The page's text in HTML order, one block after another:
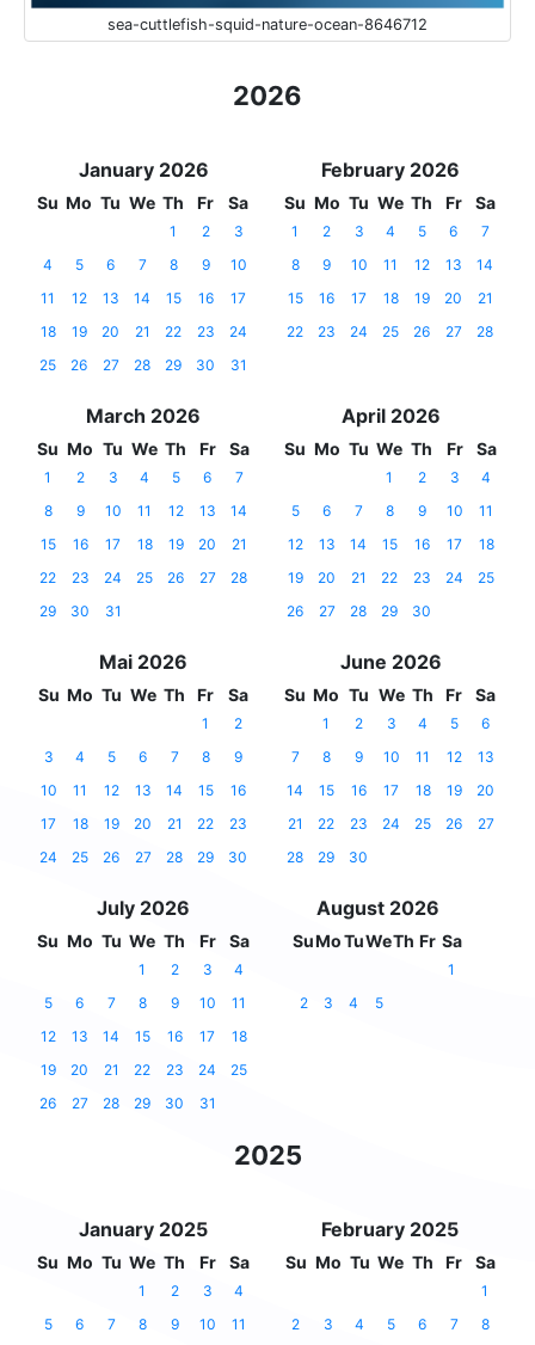
sea-cuttlefish-squid-nature-ocean-8646712
2026
January 2026
Su Mo Tu We Th Fr Sa
1 2
3
4
5 6 7 8 9
10
11
12 13 14 15 16
17
18
19 20 21 22 23
24
25
26 27 28 29 30 31
February 2026
Su Mo Tu We Th Fr Sa
1 2 3 4 5 6
7
8
9 10 11 12 13
14
15
16 17 18 19 20
21
22
23 24 25 26 27 28
March 2026
Su Mo Tu We Th Fr Sa
1 2 3 4 5 6
7
8
9 10 11 12 13
14
15
16 17 18 19 20
21
22
23 24 25 26 27
28
29
30 31
April 2026
Su Mo Tu We Th Fr Sa
1 2 3
4
5
6 7 8 9 10
11
12
13 14 15 16 17
18
19
20 21 22 23 24
25
26
27 28 29 30
Mai 2026
Su Mo Tu We Th Fr Sa
1
2
3
4 5 6 7 8
9
10
11 12 13 14 15
16
17
18 19 20 21 22
23
24
25 26 27 28 29 30
June 2026
Su Mo Tu We Th Fr Sa
1 2 3 4 5
6
7
8 9 10 11 12
13
14
15 16 17 18 19
20
21
22 23 24 25 26
27
28
29 30
July 2026
Su Mo Tu We Th Fr Sa
1 2 3
4
5
6 7 8 9 10
11
12
13 14 15 16 17
18
19
20 21 22 23 24
25
26
27 28 29 30 31
August 2026
SuMoTuWeTh Fr Sa
1
2
3 4 5
2025
January 2025
Su Mo Tu We Th Fr Sa
1 2 3
4
5
6 7 8 9 10 11
February 2025
Su Mo Tu We Th Fr Sa
1
2
3 4 5 6 7 8